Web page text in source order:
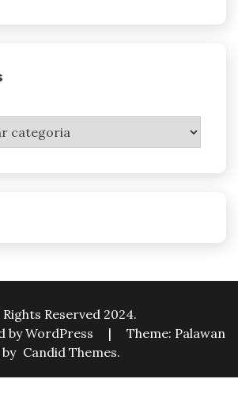
Rights Reserved 2024.
by WordPress
|
Theme: Palawan
by Candid Themes.